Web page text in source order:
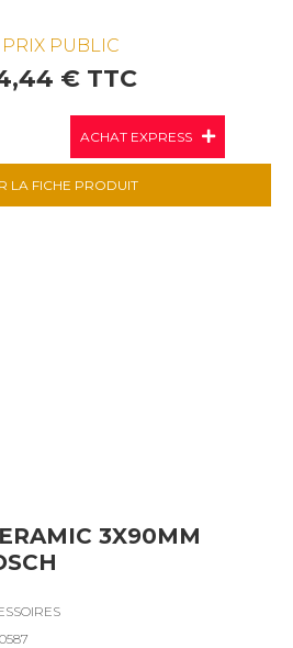
PRIX PUBLIC
€ TTC
ACHAT EXPRESS
LA FICHE PRODUIT
3X90MM